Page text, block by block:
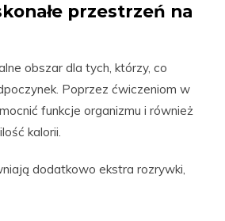
przestrzeń na
obszar dla tych, którzy, co
Poprzez ćwiczeniom w
funkcje organizmu i również
kalorii.
dodatkowo ekstra rozrywki,